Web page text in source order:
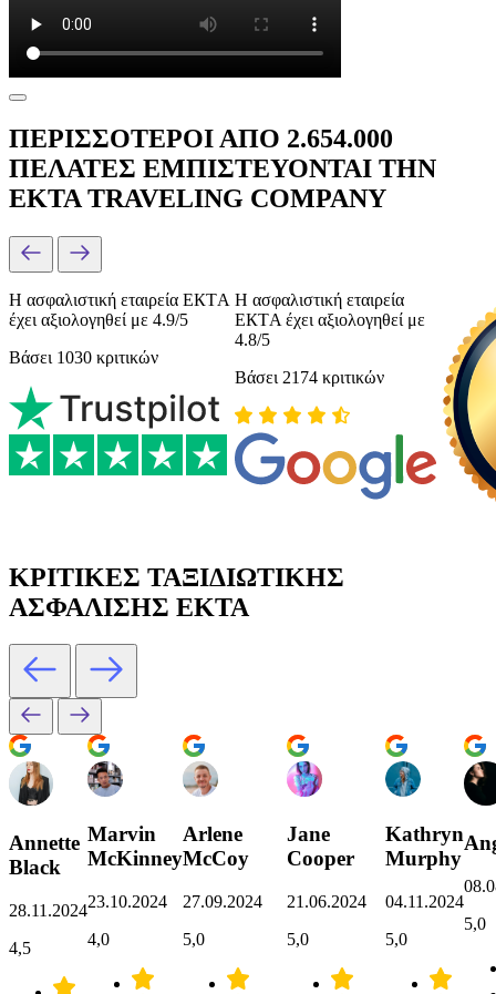
ΠΕΡΙΣΣΟΤΕΡΟΙ ΑΠΟ 2.654.000
ΠΕΛΑΤΕΣ ΕΜΠΙΣΤΕΥΟΝΤΑΙ ΤΗΝ
EKTA TRAVELING COMPANY
Η ασφαλιστική εταιρεία ЕКТΑ
έχει αξιολογηθεί με 4.9/5
Βάσει 1030 κριτικών
Η ασφαλιστική εταιρεία
ЕКТΑ έχει αξιολογηθεί με
4.8/5
Βάσει 2174 κριτικών
ΚΡΙΤΙΚΕΣ ΤΑΞΙΔΙΩΤΙΚΗΣ
ΑΣΦΑΛΙΣΗΣ EKTA
Annette
Black
28.11.2024
4,5
Marvin
McKinney
23.10.2024
4,0
Arlene
McCoy
27.09.2024
5,0
Jane
Cooper
21.06.2024
5,0
Kathryn
Murphy
04.11.2024
5,0
5,0